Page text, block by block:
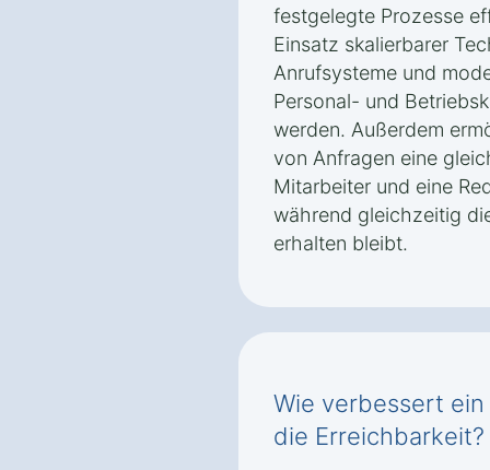
festgelegte Prozesse
Einsatz skalierbarer
Anrufsysteme und
Personal- und
werden. Außerdem
von Anfragen eine
Mitarbeiter und eine
während gleichzeitig
erhalten bleibt.
Wie verbessert
die Erreichbarkeit?